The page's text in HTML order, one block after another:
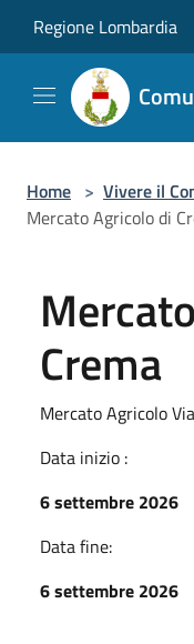
Regione Lombardia
Home > Vivere il
Mercato Agricolo di
Crema
Mercato Agricolo
Data inizio :
6 settembre 2026
Data fine:
6 settembre 2026